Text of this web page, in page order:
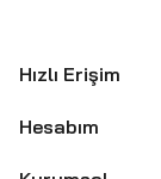
Hızlı Erişim
Hesabım